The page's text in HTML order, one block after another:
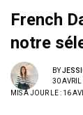
French
notre
BY
30
MIS À JOUR LE : 16